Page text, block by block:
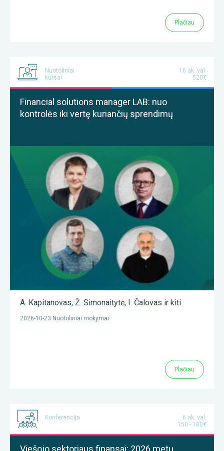
Plačiau
Nuotoliniai
kursai
16 ak. val.
520€
Financial solutions manager LAB: nuo
kontrolės iki vertę kuriančių sprendimų
A. Kapitanovas, Ž. Simonaitytė, I. Čalovas ir kiti
2026-10-23 Nuotoliniai mokymai
Plačiau
Konferencija
6 ak. val.
150 - 180€
Viešojo sektoriaus finansai: 2026 metų